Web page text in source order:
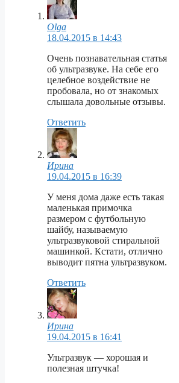
Olga
18.04.2015 в 14:43
Очень познавательная статья
об ультразвуке. На себе его
целебное воздействие не
пробовала, но от знакомых
слышала довольные отзывы.
Ответить
Ирина
19.04.2015 в 16:39
У меня дома даже есть такая
маленькая примочка
размером с футбольную
шайбу, называемую
ультразвуковой стиральной
машинкой. Кстати, отлично
выводит пятна ультразвуком.
Ответить
Ирина
19.04.2015 в 16:41
Ультразвук — хорошая и
полезная штучка!